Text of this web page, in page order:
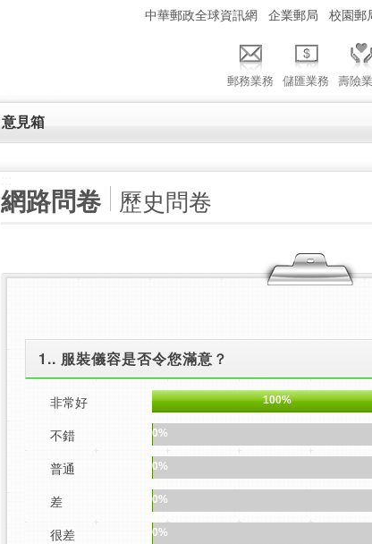
中華郵政全球資訊網 企業郵局 校園郵
郵務業務 儲匯業務 壽險
意見箱
網路問卷 歷史問卷
1.. 服裝儀容是否令您滿意？
非常好 100%
不錯 0%
普通 0%
差 0%
很差 0%